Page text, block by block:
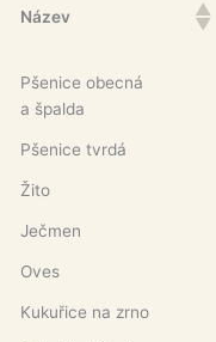
Název
Pšenice obecná
a špalda
Pšenice tvrdá
Žito
Ječmen
Oves
Kukuřice na zrno